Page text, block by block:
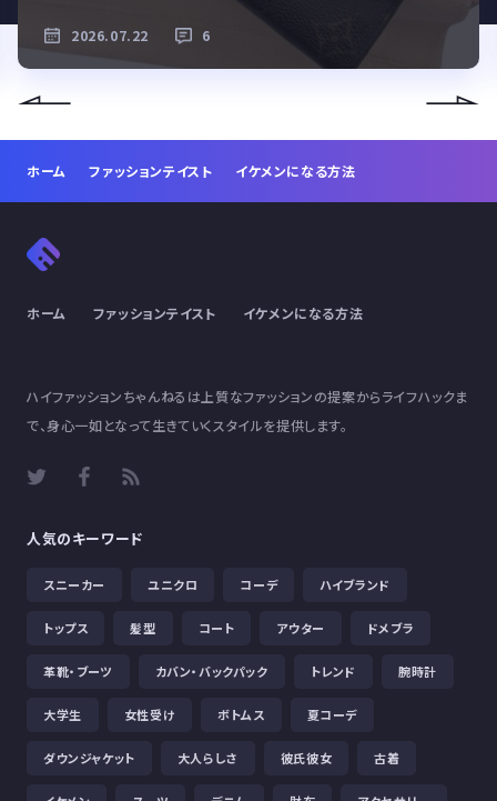
2026.07.22 6
ホーム ファッションテイスト イケメンになる方法
ホーム ファッションテイスト イケメンになる方法
ハイファッションちゃんねるは上質なファッションの提案からライフハックま
で、身心一如となって生きていくスタイルを提供します。
人気のキーワード
スニーカー ユニクロ コーデ ハイブランド
トップス 髪型 コート アウター ドメブラ
革靴・ブーツ カバン・バックパック トレンド 腕時計
大学生 女性受け ボトムス 夏コーデ
ダウンジャケット 大人らしさ 彼氏彼女 古着